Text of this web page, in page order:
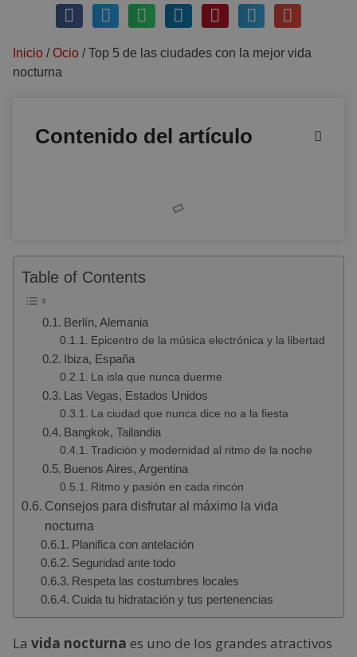
Inicio /Ocio /Top 5 de las ciudades con la mejor vida
nocturna
Contenido del artículo
Table of Contents
Berlín, Alemania
Epicentro de la música electrónica y la libertad
Ibiza, España
La isla que nunca duerme
Las Vegas, Estados Unidos
La ciudad que nunca dice no a la fiesta
Bangkok, Tailandia
Tradición y modernidad al ritmo de la noche
Buenos Aires, Argentina
Ritmo y pasión en cada rincón
Consejos para disfrutar al máximo la vida
nocturna
Planifica con antelación
Seguridad ante todo
Respeta las costumbres locales
Cuida tu hidratación y tus pertenencias
La vida nocturna es uno de los grandes atractivos